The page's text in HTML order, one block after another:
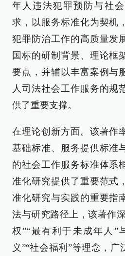
年人违法犯罪预防与社
求，以服务标准化为契机
犯罪防治工作的高质量发
国标的研制背景、理论框
要点，并辅以丰富案例与
人司法社会工作服务的规
供了重要支撑。
在理论创新方面。该著作
基础标准、服务提供标准
的社会工作服务标准体系
准化研究提供了重要范式
准化研究与实践的重要指
法与研究路径上，该著作
权”“最有利于未成年人”
义”“社会福利”等理念，